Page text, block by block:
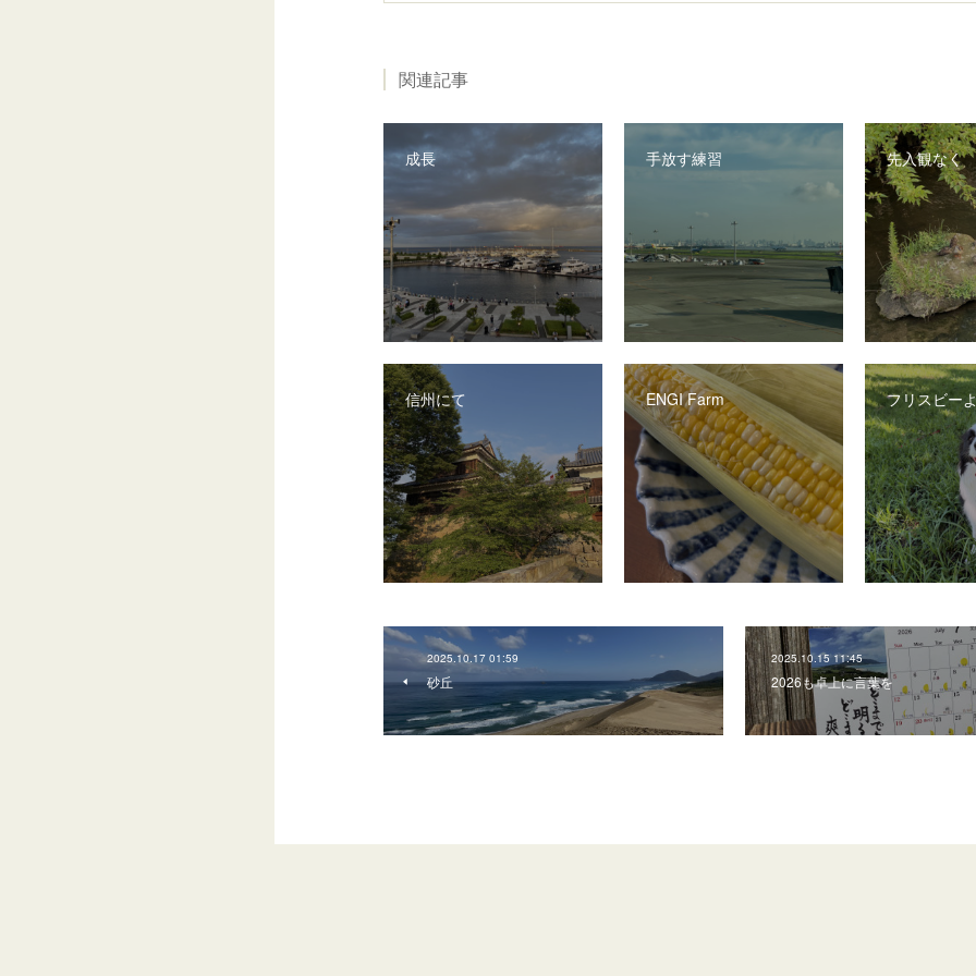
関連記事
成長 手放す練習 先入観なく
信州にて ENGI Farm フリスビー
2025.10.17 01:59
砂丘
2025.10.15 11:45
2026も卓上に言葉を